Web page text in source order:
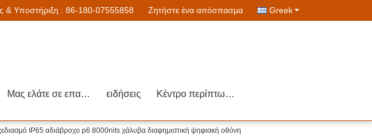
& Υποστήριξη : 86-180-07555858 Ζητήστε ένα απόσπασμα Greek
Μας ελάτε σε επαφή με ειδήσεις Κέντρο περίπτωσης
IP65 αδιάβροχο p6 8000nits χάλυβα διαφημιστική ψηφιακή οθόνη